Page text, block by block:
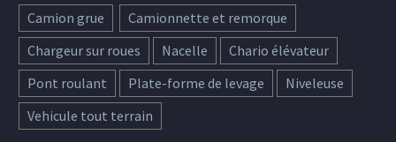
Camion grue
Camionnette et remorque
Chargeur sur roues
Nacelle
Chario élévateur
Pont roulant
Plate-forme de levage
Niveleuse
Vehicule tout terrain